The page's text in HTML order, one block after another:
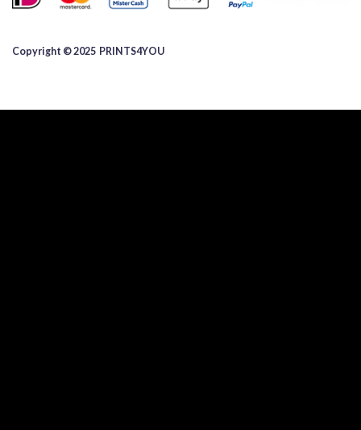
Copyright © 2025 ​PRINTS4YOU